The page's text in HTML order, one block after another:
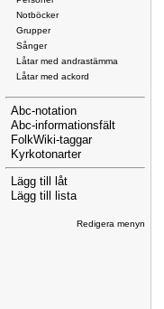
Notböcker
Grupper
Sånger
Låtar med andrastämma
Låtar med ackord
Abc-notation
Abc-informationsfält
FolkWiki-taggar
Kyrkotonarter
Lägg till låt
Lägg till lista
Redigera menyn